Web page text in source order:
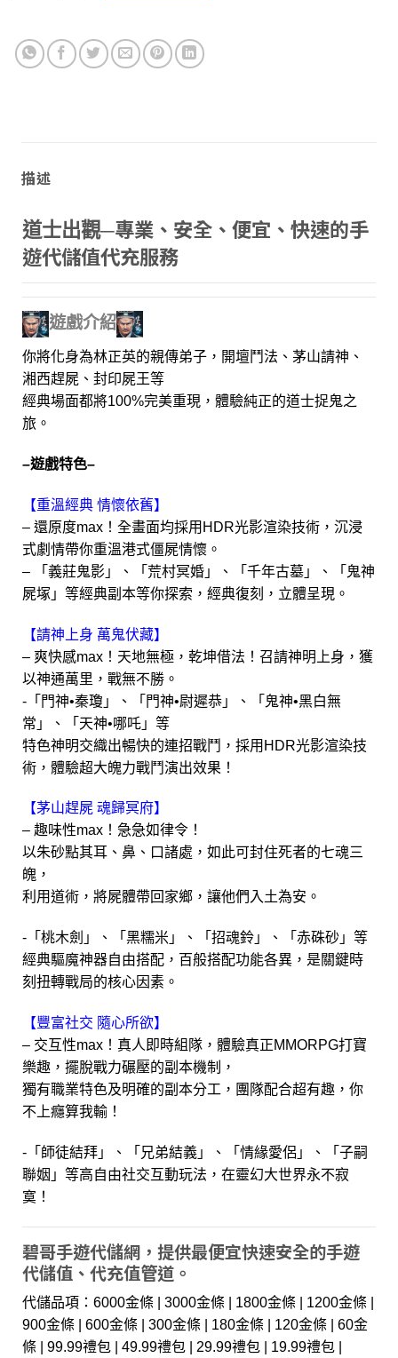
描述
道士出觀─專業、安全、便宜、快速的手
遊代儲值代充服務
遊戲介紹
你將化身為林正英的親傳弟子，開壇鬥法、茅山請神、
湘西趕屍、封印屍王等
經典場面都將100%完美重現，體驗純正的道士捉鬼之
旅。
–遊戲特色–
【重溫經典 情懷依舊】
– 還原度max！全畫面均採用HDR光影渲染技術，沉浸
式劇情帶你重溫港式僵屍情懷。
– 「義莊鬼影」、「荒村冥婚」、「千年古墓」、「鬼神
屍塚」等經典副本等你探索，經典復刻，立體呈現。
【請神上身 萬鬼伏藏】
– 爽快感max！天地無極，乾坤借法！召請神明上身，獲
以神通萬里，戰無不勝。
-「門神•秦瓊」、「門神•尉遲恭」、「鬼神•黑白無
常」、「天神•哪吒」等
特色神明交織出暢快的連招戰鬥，採用HDR光影渲染技
術，體驗超大魄力戰鬥演出效果！
【茅山趕屍 魂歸冥府】
– 趣味性max！急急如律令！
以朱砂點其耳、鼻、口諸處，如此可封住死者的七魂三
魄，
利用道術，將屍體帶回家鄉，讓他們入土為安。
-「桃木劍」、「黑糯米」、「招魂鈴」、「赤硃砂」等
經典驅魔神器自由搭配，百般搭配功能各異，是關鍵時
刻扭轉戰局的核心因素。
【豐富社交 隨心所欲】
– 交互性max！真人即時組隊，體驗真正MMORPG打寶
樂趣，擺脫戰力碾壓的副本機制，
獨有職業特色及明確的副本分工，團隊配合超有趣，你
不上癮算我輸！
-「師徒結拜」、「兄弟結義」、「情緣愛侶」、「子嗣
聯姻」等高自由社交互動玩法，在靈幻大世界永不寂
寞！
碧哥手遊代儲網，提供最便宜快速安全的手遊
代儲值、代充值管道。
代儲品項：6000金條 | 3000金條 | 1800金條 | 1200金條 |
900金條 | 600金條 | 300金條 | 180金條 | 120金條 | 60金
條 | 99.99禮包 | 49.99禮包 | 29.99禮包 | 19.99禮包 |